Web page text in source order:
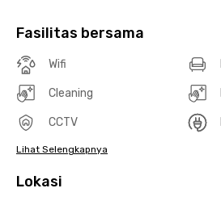
Fasilitas bersama
Wifi
Cleaning
CCTV
Lihat Selengkapnya
Lokasi